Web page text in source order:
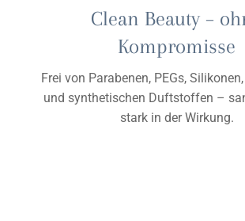
Clean Beauty –
Kompromisse
Frei von Parabenen, PEGs,
und synthetischen Duftstoffen –
stark in der Wirkung.